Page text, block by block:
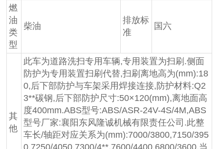
燃
油
类
型
柴油
排放标
准
国六
其
他
此车为道路洗扫专用车辆,专用装置为扫刷.侧面
防护为专用装置扫刷代替,扫刷离地高为(mm):18
0,后下部防护与车架采用焊接连接,防护材料:Q2
3**碳钢,后下部防护尺寸:50×120(mm),离地面高
度400mm.ABS型号:ABS/ASR-24V-4S/4M,ABS
型号厂家:襄阳东风隆诚机械有限责任公司.此整
车长/轴距对应关系为(mm):7000/3800,7150/395